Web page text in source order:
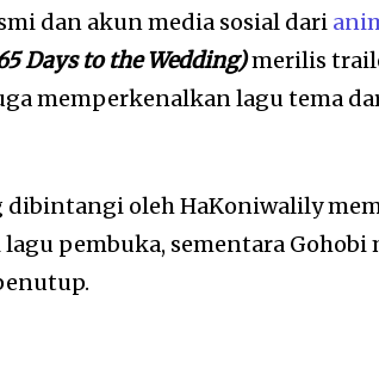
dan akun media sosial dari
Days to the Wedding)merilis
memperkenalkan lagu tema
dibintangi oleh HaKoniwalily
lagu pembuka, sementara